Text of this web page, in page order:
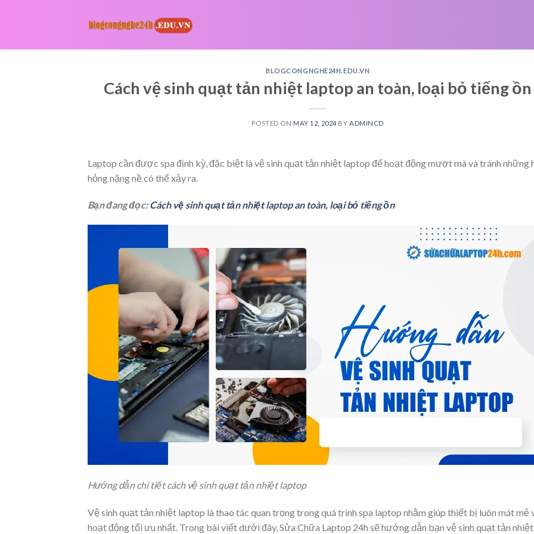
BLOGCONGNGHE24H.EDU.VN
Cách vệ sinh quạt tản nhiệt laptop an toàn, loại bỏ tiếng ồn
POSTED ON MAY 12, 2024 BY ADMINCD
Laptop cần được spa định kỳ, đặc biệt là vệ sinh quạt tản nhiệt laptop để hoạt động mượt mà và tránh những
hỏng nặng nề có thể xảy ra.
Bạn đang đọc:Cách vệ sinh quạt tản nhiệt laptop an toàn, loại bỏ tiếng ồn
Hướng dẫn chi tiết cách vệ sinh quạt tản nhiệt laptop
Vệ sinh quạt tản nhiệt laptop là thao tác quan trọng trong quá trình spa laptop nhằm giúp thiết bị luôn mát mẻ
hoạt động tối ưu nhất. Trong bài viết dưới đây, Sửa Chữa Laptop 24h sẽ hướng dẫn bạn vệ sinh quạt tản nhiệt